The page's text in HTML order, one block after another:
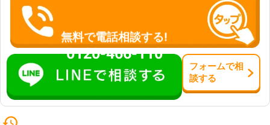
無料で電話相談する!
0120-466-110
フォームで相
談する